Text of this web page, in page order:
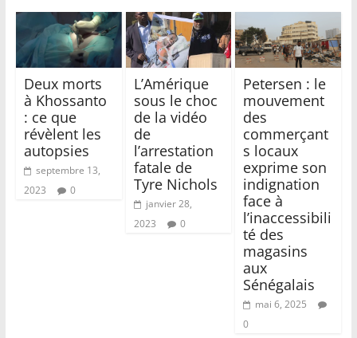
Deux morts
à Khossanto
: ce que
révèlent les
autopsies
septembre 13,
2023
0
L’Amérique
sous le choc
de la vidéo
de
l’arrestation
fatale de
Tyre Nichols
janvier 28,
2023
0
Petersen : le
mouvement
des
commerçant
s locaux
exprime son
indignation
face à
l’inaccessibili
té des
magasins
aux
Sénégalais
mai 6, 2025
0